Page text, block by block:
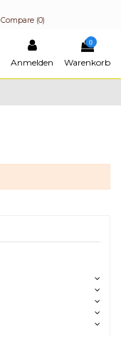
Compare (0)
Anmelden
0
Warenkorb